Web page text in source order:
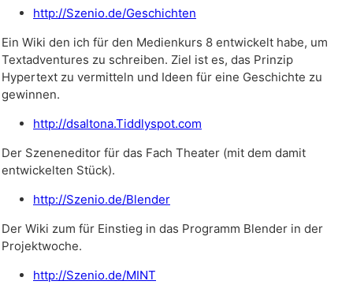
http://Szenio.de/Geschichten
Ein Wiki den ich für den Medienkurs 8 entwickelt habe, um
Textadventures zu schreiben. Ziel ist es, das Prinzip
Hypertext zu vermitteln und Ideen für eine Geschichte zu
gewinnen.
http://dsaltona.Tiddlyspot.com
Der Szeneneditor für das Fach Theater (mit dem damit
entwickelten Stück).
http://Szenio.de/Blender
Der Wiki zum für Einstieg in das Programm Blender in der
Projektwoche.
http://Szenio.de/MINT